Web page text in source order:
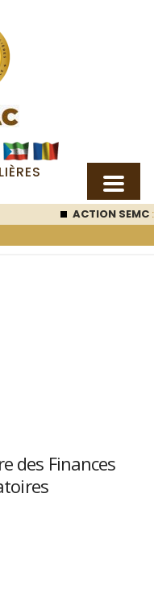
ACTION SEMC:
des Finances